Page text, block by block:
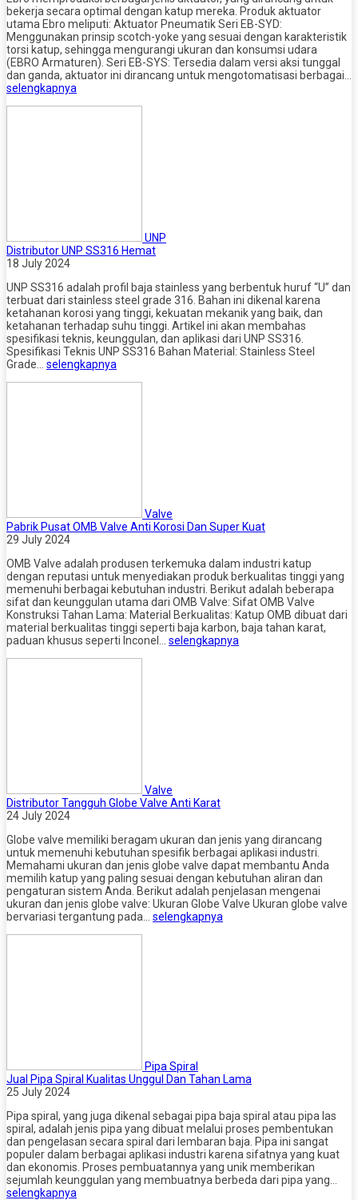
bekerja secara optimal dengan katup mereka. Produk aktuator
utama Ebro meliputi: Aktuator Pneumatik Seri EB-SYD:
Menggunakan prinsip scotch-yoke yang sesuai dengan karakteristik
torsi katup, sehingga mengurangi ukuran dan konsumsi udara​
(EBRO Armaturen)​. Seri EB-SYS: Tersedia dalam versi aksi tunggal
dan ganda, aktuator ini dirancang untuk mengotomatisasi berbagai…
selengkapnya
UNP
Distributor UNP SS316 Hemat
18 July 2024
UNP SS316 adalah profil baja stainless yang berbentuk huruf “U” dan
terbuat dari stainless steel grade 316. Bahan ini dikenal karena
ketahanan korosi yang tinggi, kekuatan mekanik yang baik, dan
ketahanan terhadap suhu tinggi. Artikel ini akan membahas
spesifikasi teknis, keunggulan, dan aplikasi dari UNP SS316.
Spesifikasi Teknis UNP SS316 Bahan Material: Stainless Steel
Grade… selengkapnya
Valve
Pabrik Pusat OMB Valve Anti Korosi Dan Super Kuat
29 July 2024
OMB Valve adalah produsen terkemuka dalam industri katup
dengan reputasi untuk menyediakan produk berkualitas tinggi yang
memenuhi berbagai kebutuhan industri. Berikut adalah beberapa
sifat dan keunggulan utama dari OMB Valve: Sifat OMB Valve
Konstruksi Tahan Lama: Material Berkualitas: Katup OMB dibuat dari
material berkualitas tinggi seperti baja karbon, baja tahan karat,
paduan khusus seperti Inconel… selengkapnya
Valve
Distributor Tangguh Globe Valve Anti Karat
24 July 2024
Globe valve memiliki beragam ukuran dan jenis yang dirancang
untuk memenuhi kebutuhan spesifik berbagai aplikasi industri.
Memahami ukuran dan jenis globe valve dapat membantu Anda
memilih katup yang paling sesuai dengan kebutuhan aliran dan
pengaturan sistem Anda. Berikut adalah penjelasan mengenai
ukuran dan jenis globe valve: Ukuran Globe Valve Ukuran globe valve
bervariasi tergantung pada… selengkapnya
Pipa Spiral
Jual Pipa Spiral Kualitas Unggul Dan Tahan Lama
25 July 2024
Pipa spiral, yang juga dikenal sebagai pipa baja spiral atau pipa las
spiral, adalah jenis pipa yang dibuat melalui proses pembentukan
dan pengelasan secara spiral dari lembaran baja. Pipa ini sangat
populer dalam berbagai aplikasi industri karena sifatnya yang kuat
dan ekonomis. Proses pembuatannya yang unik memberikan
sejumlah keunggulan yang membuatnya berbeda dari pipa yang…
selengkapnya